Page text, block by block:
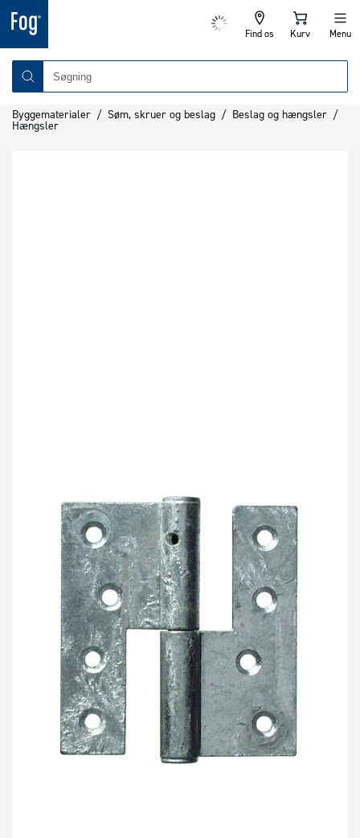
Find os Kurv Menu
Byggematerialer / Søm, skruer og beslag / Beslag og hængsler /
Hængsler